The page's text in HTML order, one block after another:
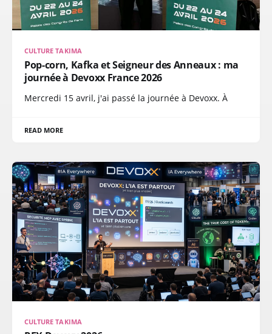
CULTURE TAKIMA
Pop-corn, Kafka et Seigneur des Anneaux : ma
journée à Devoxx France 2026
Mercredi 15 avril, j'ai passé la journée à Devoxx. À
READ MORE
CULTURE TAKIMA